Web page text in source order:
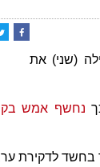
(שני) את
נחשף אמש
בחשד לדקירת